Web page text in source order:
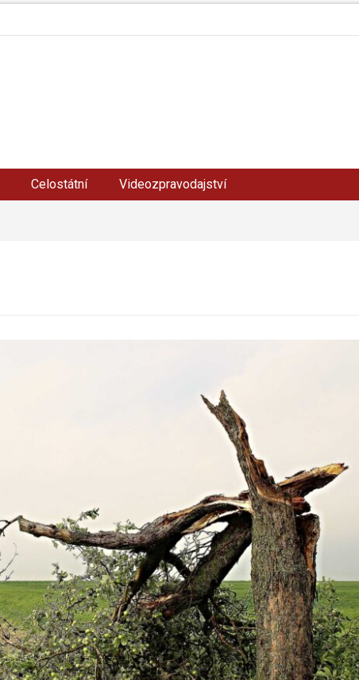
Celostátní Videozpravodajství